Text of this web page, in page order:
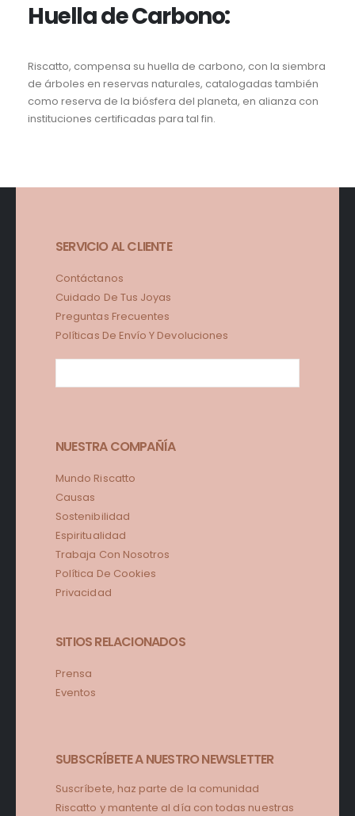
Huella de Carbono:
Riscatto, compensa su huella de carbono, con la siembra
de árboles en reservas naturales, catalogadas también
como reserva de la biósfera del planeta, en alianza con
instituciones certificadas para tal fin.
SERVICIO AL CLIENTE
Contáctanos
Cuidado De Tus Joyas
Preguntas Frecuentes
Políticas De Envío Y Devoluciones
NUESTRA COMPAÑÍA
Mundo Riscatto
Causas
Sostenibilidad
Espiritualidad
Trabaja Con Nosotros
Política De Cookies
Privacidad
SITIOS RELACIONADOS
Prensa
Eventos
SUBSCRÍBETE A NUESTRO NEWSLETTER
Suscríbete, haz parte de la comunidad
Riscatto y mantente al día con todas nuestras